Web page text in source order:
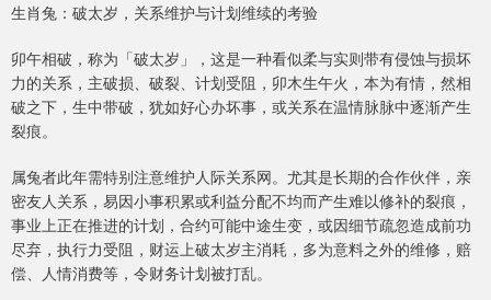
生肖兔：破太岁，关系维护与计划维续的考验
卯午相破，称为「破太岁」，这是一种看似柔与实则带有侵蚀与损坏
力的关系，主破损、破裂、计划受阻，卯木生午火，本为有情，然相
破之下，生中带破，犹如好心办坏事，或关系在温情脉脉中逐渐产生
裂痕。
属兔者此年需特别注意维护人际关系网。尤其是长期的合作伙伴，亲
密友人关系，易因小事积累或利益分配不均而产生难以修补的裂痕，
事业上正在推进的计划，合约可能中途生变，或因细节疏忽造成前功
尽弃，执行力受阻，财运上破太岁主消耗，多为意料之外的维修，赔
偿、人情消费等，令财务计划被打乱。